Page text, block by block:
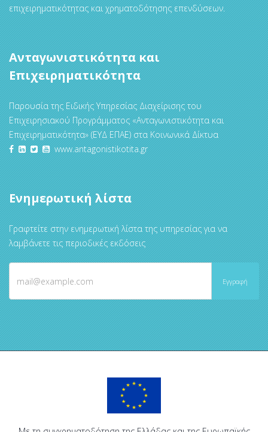
επιχειρηματικότητας και χρηματοδότησης επενδύσεων.
Ανταγωνιστικότητα και
Επιχειρηματικότητα
Παρουσία της Ειδικής Υπηρεσίας Διαχείρισης του
Επιχειρησιακού Προγράμματος «Ανταγωνιστικότητα και
Επιχειρηματικότητα» (ΕΥΔ ΕΠΑΕ) στα Κοινωνικά Δίκτυα
www.antagonistikotita.gr
Ενημερωτική λίστα
Γραφτείτε στην ενημερωτική λίστα της υπηρεσίας για να
λαμβάνετε τις περιοδικές εκδόσεις